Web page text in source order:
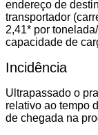
endereço de
transportador
2,41* por
capacidade de
Incidência
Ultrapassado o
relativo ao tempo
de chegada na